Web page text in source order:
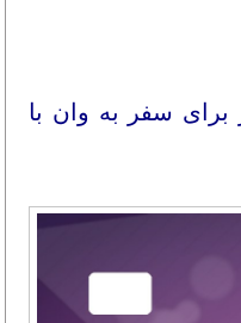
سفر به وان با